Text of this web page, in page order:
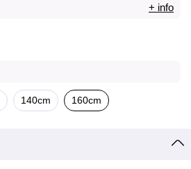
+ info
140cm 160cm